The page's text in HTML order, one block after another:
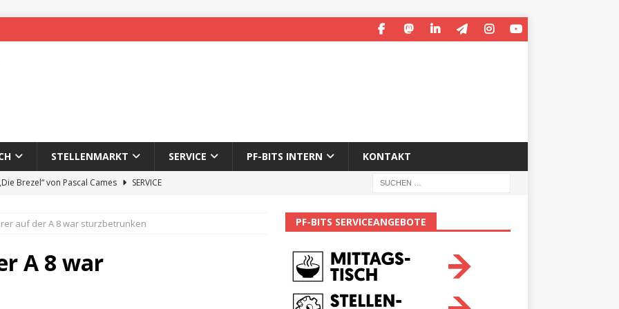
STELLENMARKT SERVICE PF-BITS INTERN KONTAKT
Brezel“ von Pascal Cames
SERVICE
des 65. Fasnetsumzugs Dillweißenstein
auf der A 8 war sturzbetrunken
A 8 war
PF-BITS SERVICEANGEBOTE